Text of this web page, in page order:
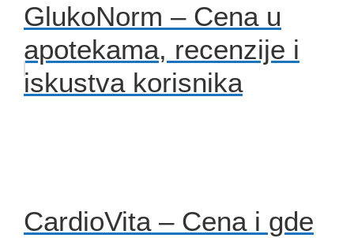
GlukoNorm – Cena u
apotekama, recenzije i
iskustva korisnika
CardioVita – Cena i gde